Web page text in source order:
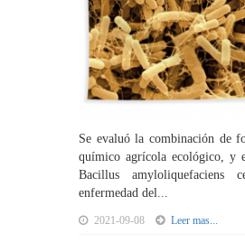
Se evaluó la combinación de
químico agrícola ecológico, y
Bacillus
enfermedad del...
2021-09-08 Leer mas...